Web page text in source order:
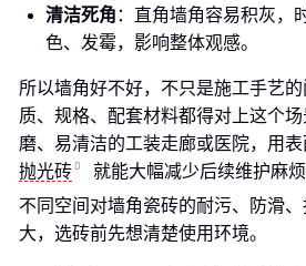
清洁死角 ：直角墙角容易积灰，
色、发霉，影响整体观感。
所以墙角好不好，不只是施工手艺
质、规格、配套材料都得对上这个
磨、易清洁的工装走廊或医院，用
抛光砖
就能大幅减少后续维护麻烦
不同空间对墙角瓷砖的耐污、防滑
大，选砖前先想清楚使用环境。